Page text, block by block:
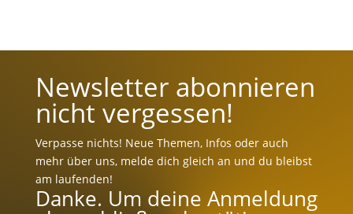
Newsletter abonnieren
nicht vergessen!
Verpasse nichts! Neue Themen, Infos oder auch
mehr über uns, melde dich gleich an und du bleibst
am laufenden!
Danke. Um deine Anmeldung